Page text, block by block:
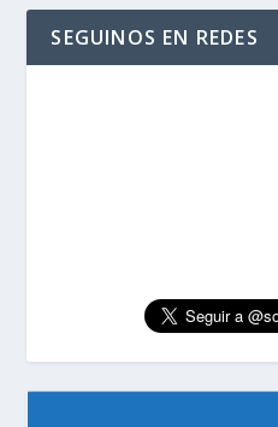
SEGUINOS EN REDES